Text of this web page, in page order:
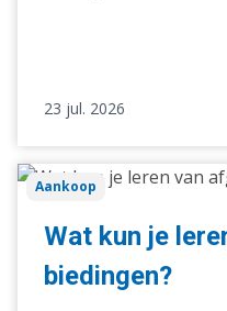
23 jul. 2026
Wat
van
Aankoop
Wat kun je
biedingen?